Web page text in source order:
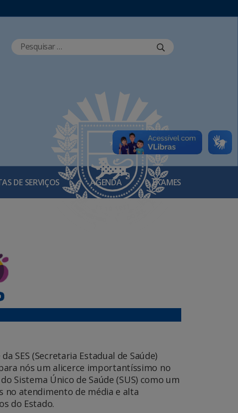
DE SERVIÇOS AGENDA EXAMES
SES (Secretaria Estadual de Saúde)
nós um alicerce importantíssimo no
Sistema Único de Saúde (SUS) como um
no atendimento de média e alta
do Estado.